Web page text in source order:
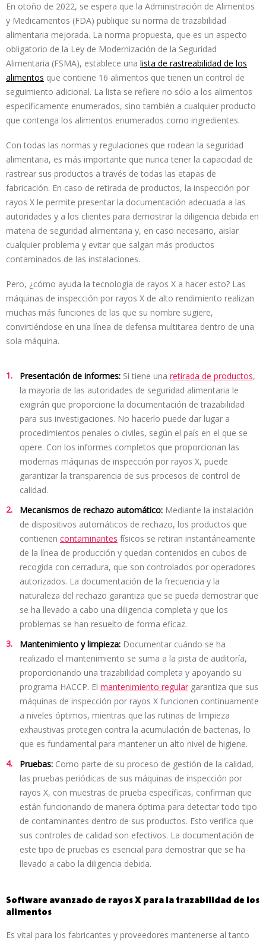
En otoño de 2022, se espera que la Administración de Alimentos
y Medicamentos (FDA) publique su norma de trazabilidad
alimentaria mejorada. La norma propuesta, que es un aspecto
obligatorio de la Ley de Modernización de la Seguridad
Alimentaria (FSMA), establece una lista de rastreabilidad de los
alimentos que contiene 16 alimentos que tienen un control de
seguimiento adicional. La lista se refiere no sólo a los alimentos
específicamente enumerados, sino también a cualquier producto
que contenga los alimentos enumerados como ingredientes.
Con todas las normas y regulaciones que rodean la seguridad
alimentaria, es más importante que nunca tener la capacidad de
rastrear sus productos a través de todas las etapas de
fabricación. En caso de retirada de productos, la inspección por
rayos X le permite presentar la documentación adecuada a las
autoridades y a los clientes para demostrar la diligencia debida en
materia de seguridad alimentaria y, en caso necesario, aislar
cualquier problema y evitar que salgan más productos
contaminados de las instalaciones.
Pero, ¿cómo ayuda la tecnología de rayos X a hacer esto? Las
máquinas de inspección por rayos X de alto rendimiento realizan
muchas más funciones de las que su nombre sugiere,
convirtiéndose en una línea de defensa multitarea dentro de una
sola máquina.
Presentación de informes: Si tiene una retirada de productos,
la mayoría de las autoridades de seguridad alimentaria le
exigirán que proporcione la documentación de trazabilidad
para sus investigaciones. No hacerlo puede dar lugar a
procedimientos penales o civiles, según el país en el que se
opere. Con los informes completos que proporcionan las
modernas máquinas de inspección por rayos X, puede
garantizar la transparencia de sus procesos de control de
calidad.
Mecanismos de rechazo automático: Mediante la instalación
de dispositivos automáticos de rechazo, los productos que
contienen contaminantes físicos se retiran instantáneamente
de la línea de producción y quedan contenidos en cubos de
recogida con cerradura, que son controlados por operadores
autorizados. La documentación de la frecuencia y la
naturaleza del rechazo garantiza que se pueda demostrar que
se ha llevado a cabo una diligencia completa y que los
problemas se han resuelto de forma eficaz.
Mantenimiento y limpieza: Documentar cuándo se ha
realizado el mantenimiento se suma a la pista de auditoría,
proporcionando una trazabilidad completa y apoyando su
programa HACCP. El mantenimiento regular garantiza que sus
máquinas de inspección por rayos X funcionen continuamente
a niveles óptimos, mientras que las rutinas de limpieza
exhaustivas protegen contra la acumulación de bacterias, lo
que es fundamental para mantener un alto nivel de higiene.
Pruebas: Como parte de su proceso de gestión de la calidad,
las pruebas periódicas de sus máquinas de inspección por
rayos X, con muestras de prueba específicas, confirman que
están funcionando de manera óptima para detectar todo tipo
de contaminantes dentro de sus productos. Esto verifica que
sus controles de calidad son efectivos. La documentación de
este tipo de pruebas es esencial para demostrar que se ha
llevado a cabo la diligencia debida.
Software avanzado de rayos X para la trazabilidad de los
alimentos
Es vital para los fabricantes y proveedores mantenerse al tanto